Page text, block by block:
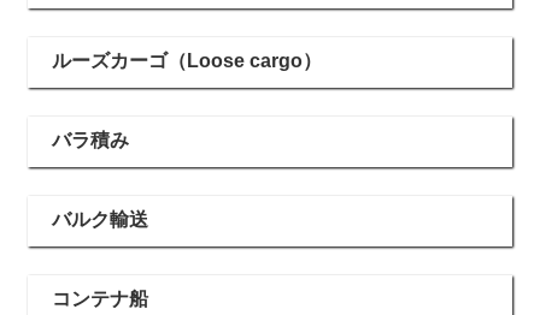
ルーズカーゴ（Loose cargo）
バラ積み
バルク輸送
コンテナ船